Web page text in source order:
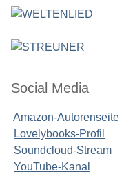
Social Media
Amazon-Autorenseite
Lovelybooks-Profil
Soundcloud-Stream
YouTube-Kanal